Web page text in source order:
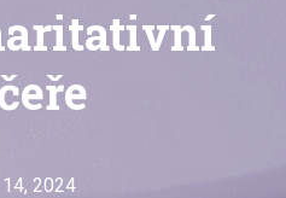
2024